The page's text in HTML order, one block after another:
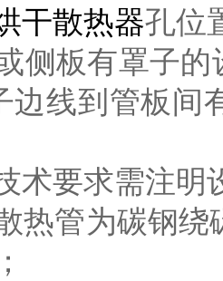
干散热器孔位
板有罩子的
边线到管板间
要求需注明
管为碳钢绕